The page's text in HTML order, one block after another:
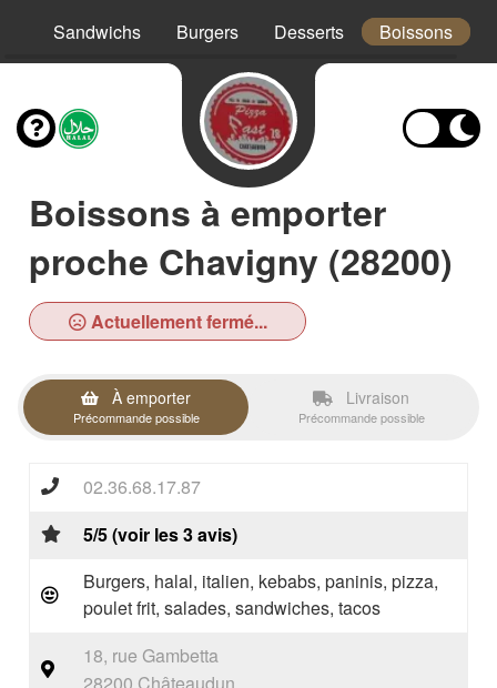
Sandwichs Burgers Desserts Boissons
Boissons à emporter
proche Chavigny (28200)
Actuellement fermé...
À emporter
Précommande possible
Livraison
Précommande possible
02.36.68.17.87
5/5 (voir les 3 avis)
Burgers, halal, italien, kebabs, paninis, pizza,
poulet frit, salades, sandwiches, tacos
18, rue Gambetta